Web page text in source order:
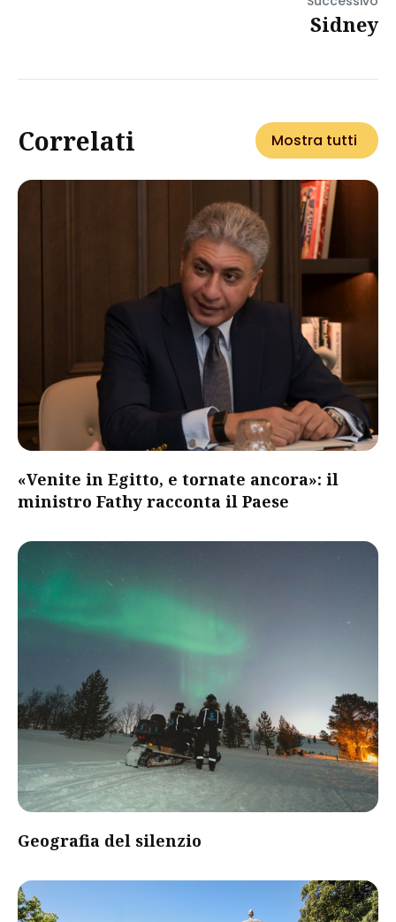
Sidney
Correlati Mostra tutti
«Venite in Egitto, e tornate ancora»: il
ministro Fathy racconta il Paese
Geografia del silenzio